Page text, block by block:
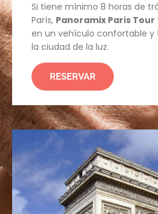
Si tiene mínimo 8 horas de
París, Panoramix Paris Tour
en un vehículo confortable y
la ciudad de la luz.
RESERVAR